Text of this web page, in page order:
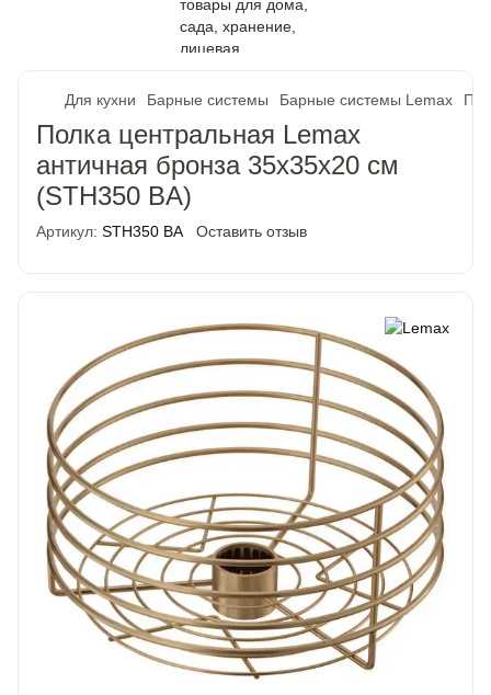
Для кухни Барные системы Барные системы Lemax
Полка центральная Lemax
античная бронза 35x35x20 см
(STH350 BA)
Артикул: STH350 BA Оставить отзыв